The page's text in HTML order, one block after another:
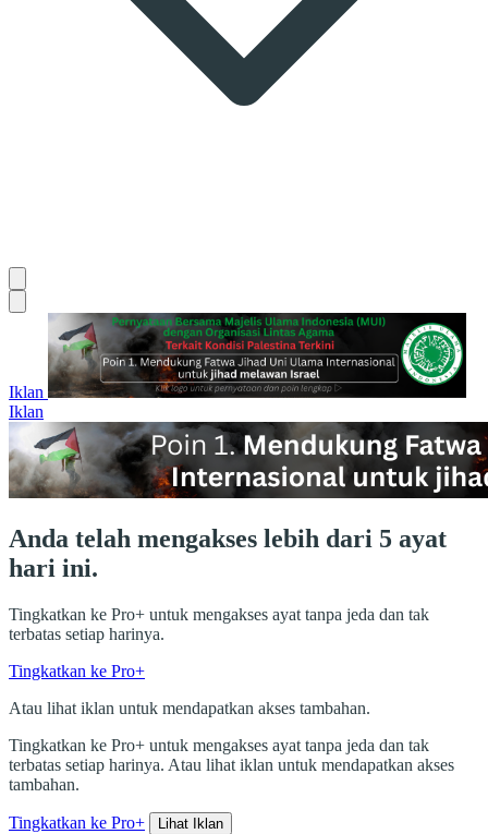
Iklan
Iklan
Anda telah mengakses lebih dari 5 ayat
hari ini.
Tingkatkan ke Pro+ untuk mengakses ayat tanpa jeda dan tak
terbatas setiap harinya.
Tingkatkan ke Pro+
Atau lihat iklan untuk mendapatkan akses tambahan.
Tingkatkan ke Pro+ untuk mengakses ayat tanpa jeda dan tak
terbatas setiap harinya. Atau lihat iklan untuk mendapatkan akses
tambahan.
Tingkatkan ke Pro+ Lihat Iklan